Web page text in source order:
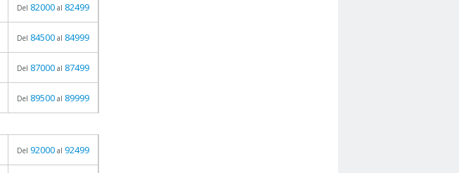
Del 82000 al 82499
Del 84500 al 84999
Del 87000 al 87499
Del 89500 al 89999
Del 92000 al 92499